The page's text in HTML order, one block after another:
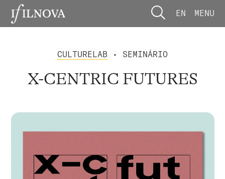
EN MENU
CULTURELAB • SEMINÁRIO
X-CENTRIC FUTURES